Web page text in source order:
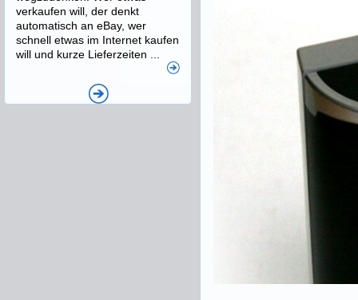
verkaufen will, der denkt
automatisch an eBay, wer
schnell etwas im Internet kaufen
will und kurze Lieferzeiten ...